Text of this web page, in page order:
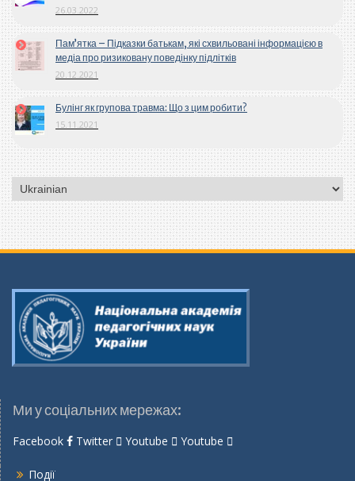
26.03.2022
Пам’ятка – Підказки батькам, які схвильовані інформацією в
медіа про ризиковану поведінку підлітків
20.12.2021
Булінг як групова травма: Що з цим робити?
15.11.2021
Вибрати
мову
Ми у соціальних мережах:
Facebook Twitter Youtube Youtube
Події